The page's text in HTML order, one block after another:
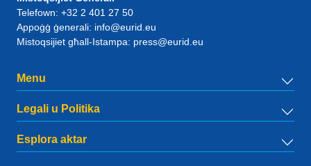
Telefown: +32 2 401 27 50
Appoġġ ġenerali: info@eurid.eu
Mistoqsijiet għall-Istampa: press@eurid.eu
Menu
Legali u Politika
Esplora aktar